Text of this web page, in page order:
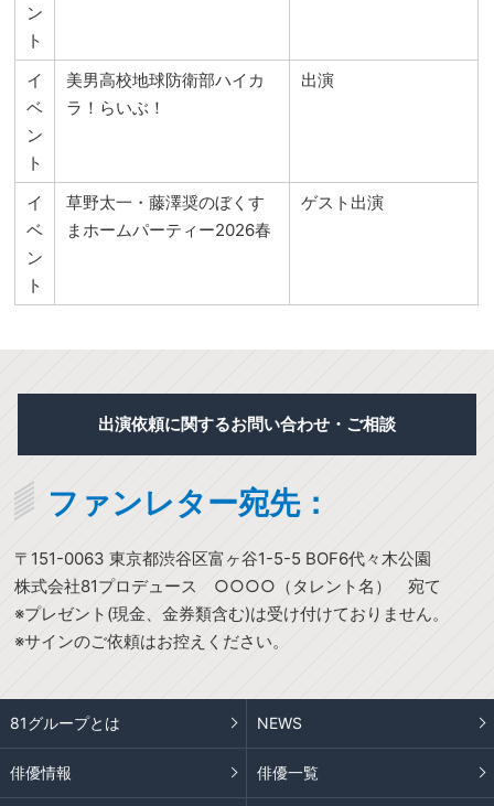
ン
ト
イ
ベ
ン
ト
美男高校地球防衛部ハイカ
ラ！らいぶ！
出演
イ
ベ
ン
ト
草野太一・藤澤奨のぼくす
まホームパーティー2026春
ゲスト出演
出演依頼に関するお問い合わせ・ご相談
ファンレター宛先：
〒151-0063 東京都渋谷区富ヶ谷1-5-5 BOF6代々木公園
株式会社81プロデュース ○○○○（タレント名） 宛て
※プレゼント(現金、金券類含む)は受け付けておりません。
※サインのご依頼はお控えください。
81グループとは NEWS
俳優情報 俳優一覧